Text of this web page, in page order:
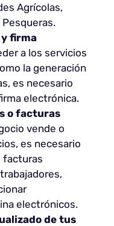
Agrícolas,
Pesqueras.
firma
a los servicios
la generación
es necesario
electrónica.
o facturas
vende o
es necesario
facturas
electrónicos.
de tus